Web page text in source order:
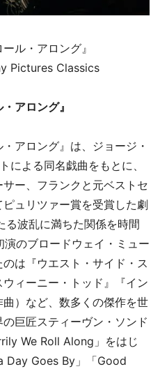
ル・アロング』
Pictures Classics
アロング』
アロング』は、ジョージ・
による同名戯曲をもとに、
ー、フランクと元ベストセ
ュリツァー賞を受賞した劇
波乱に満ちた関係を時間
演のブロードウェイ・ミュー
は『ウエスト・サイド・ス
ィーニー・トッド』『イン
）など、数多くの傑作を世
巨匠スティーヴン・ソンド
We Roll Along」をはじ
Day Goes By」「Good